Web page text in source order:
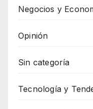
Negocios y
Opinión
Sin categoría
Tecnología y